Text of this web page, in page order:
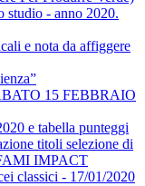
studio - anno 2020.
e nota da affiggere
15 FEBBRAIO
e tabella punteggi
titoli selezione di
IMPACT
classici - 17/01/2020